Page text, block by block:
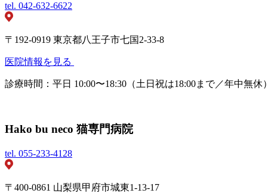
tel. 042-632-6622
〒192-0919 東京都八王子市七国2-33-8
医院情報を見る
診療時間：平日 10:00〜18:30（土日祝は18:00まで／年中無休）
Hako bu neco 猫専門病院
tel. 055-233-4128
〒400-0861 山梨県甲府市城東1-13-17